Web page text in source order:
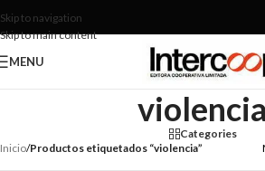
Skip to navigation
Skip to main content
MENU
violencia
Categories
Inicio/Productos etiquetados “violencia”